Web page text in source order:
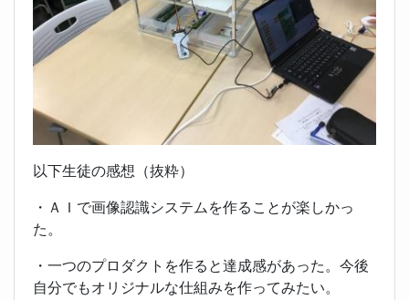
以下生徒の感想（抜粋）
・ＡＩで画像認識システムを作ることが楽しかっ
た。
・一つのプロダクトを作ると達成感があった。今後
自分でもオリジナルな仕組みを作ってみたい。